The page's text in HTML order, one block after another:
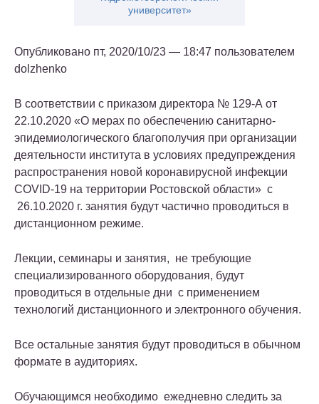
университет»
Опубликовано пт, 2020/10/23 — 18:47 пользователем
dolzhenko
В соответствии с приказом директора № 129-А от
22.10.2020 «О мерах по обеспечению санитарно-
эпидемиологического благополучия при организации
деятельности института в условиях предупреждения
распространения новой коронавирусной инфекции
COVID-19 на территории Ростовской области» с
26.10.2020 г. занятия будут частично проводиться в
дистанционном режиме.
Лекции, семинары и занятия, не требующие
специализированного оборудования, будут
проводиться в отдельные дни с применением
технологий дистанционного и электронного обучения.
Все остальные занятия будут проводиться в обычном
формате в аудиториях.
Обучающимся необходимо ежедневно следить за